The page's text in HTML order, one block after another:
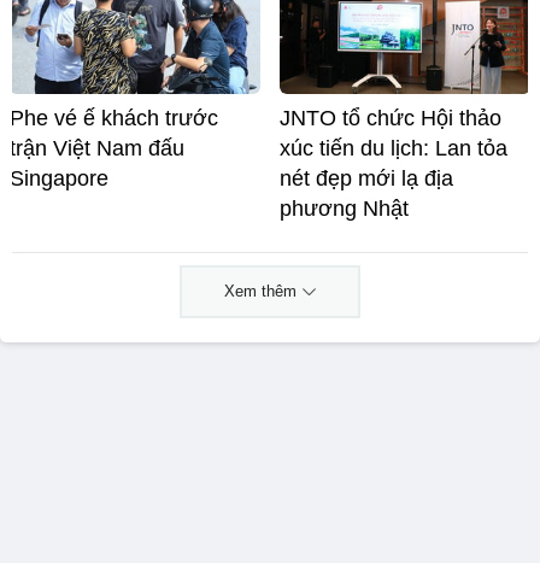
Phe vé ế khách trước
trận Việt Nam đấu
Singapore
JNTO tổ chức Hội thảo
xúc tiến du lịch: Lan tỏa
nét đẹp mới lạ địa
phương Nhật
Xem thêm